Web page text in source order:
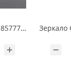
Зеркало GROSSMAN 857770 GALAXY 570*770 с сенсорным выключателем